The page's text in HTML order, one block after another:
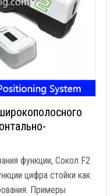
функции, Сокол F2
цифра стойки как
Примеры